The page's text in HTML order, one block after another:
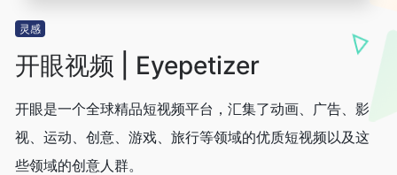
灵感
开眼视频 | Eyepetizer
开眼是一个全球精品短视频平台，汇集了动画、广告、影
视、运动、创意、游戏、旅行等领域的优质短视频以及这
些领域的创意人群。